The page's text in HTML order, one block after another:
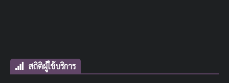
สถิติผู้ใช้บริการ